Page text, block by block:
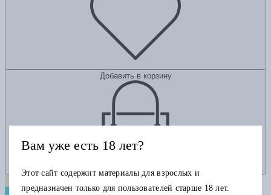
Добавить в корзину
Вам уже есть 18 лет?
Этот сайт содержит материалы для взрослых и
предназначен только для пользователей старше 18 лет.